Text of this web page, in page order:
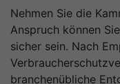
Nehmen Sie die
Anspruch können
sicher sein. Nach
branchenübliche